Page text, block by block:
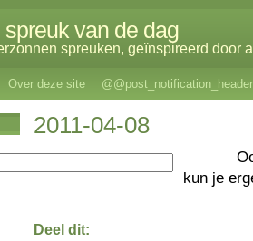
spreuk van de dag
spreuken, geïnspireerd door
Over deze site @@post_notification_header
2011-04-08
kun je
Deel dit: